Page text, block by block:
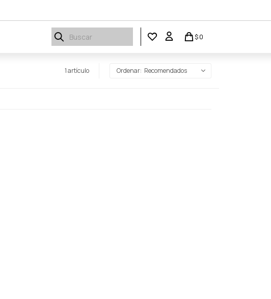
$0
1 artículo Recomendados